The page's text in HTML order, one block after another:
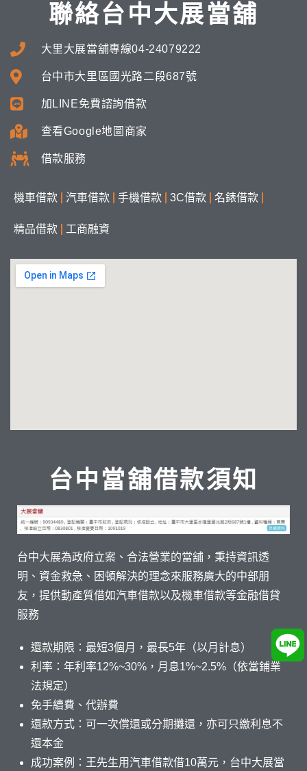
台中當舖借款須知
台中大展為政府立案、合法營業的當舖，秉持資訊透
明、資金救急、困頓解決的理念來服務廣大的中部朋
友，提供動產質借如汽車借款以及機車借款等金融借貸
服務
還款期限：最短3個月，最長5年（以月計息）
利率：年利率12%~30%，月息1%~2.5%（依當鋪業
法規定）
免手續費、代辦費
還款方式：可一次償還或分期攤還，亦可只繳利息不
還本金
成功案例：王先生用汽車借款借10萬元，台中大展當
聯絡台中大展當舖
大里大展當舖專線04-24079222
台中市大里區國光路二段687號
加LINE免費諮詢借款
查看Google地圖商家
借款服務
機車借款 汽車借款 手機借款 3C借款 名錶借款
精品借款 工商融資